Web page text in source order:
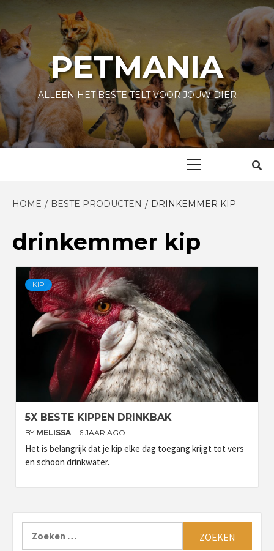
content
PETMANIA
ALLEEN HET BESTE TELT VOOR JOUW DIER
HOME BESTE PRODUCTEN DRINKEMMER KIP
drinkemmer kip
KIP
5X BESTE KIPPEN DRINKBAK
BY MELISSA 6 JAAR AGO
Het is belangrijk dat je kip elke dag toegang krijgt tot vers
en schoon drinkwater.